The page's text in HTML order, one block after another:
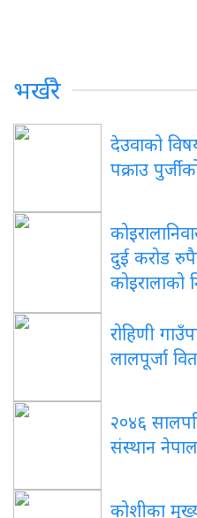
भर्खरै
देउवाको
पक्राउ
दुई करोड
कोइरालाको
रोहिणी
लालपूर्जा
२०४६
संस्थान
कोशीका